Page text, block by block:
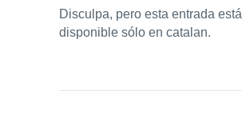
Disculpa, pero esta entrada está
disponible sólo en catalan.